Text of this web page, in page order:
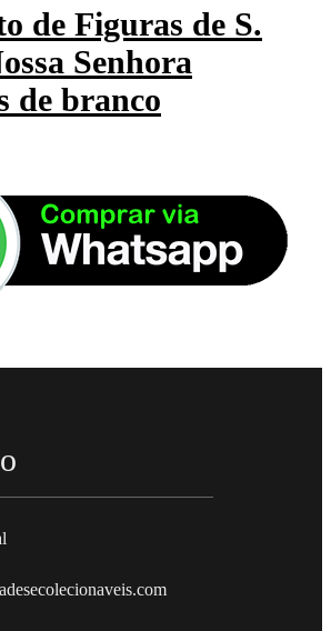
de Figuras de S.
Senhora
de branco